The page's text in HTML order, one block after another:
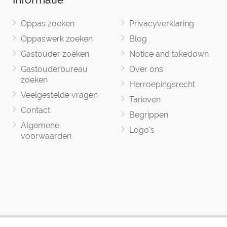
Oppas zoeken
Oppaswerk zoeken
Gastouder zoeken
Gastouderbureau
zoeken
Veelgestelde vragen
Contact
Algemene
voorwaarden
Privacyverklaring
Blog
Notice and takedown
Over ons
Herroepingsrecht
Tarieven
Begrippen
Logo's